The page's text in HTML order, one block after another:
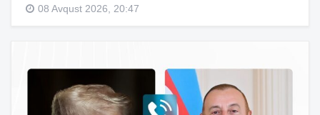
08 Avqust 2026, 20:47